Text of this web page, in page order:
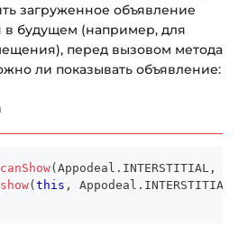
загруженное объявление
в будущем (например, для
перед вызовом метода
ли показывать объявление:
canShow( Appodeal . INTERSTITIAL ,
show( this , Appodeal . INTERSTITIAL